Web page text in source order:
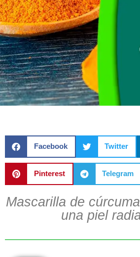
Facebook Twitter
Pinterest Telegram
Mascarilla de
una piel